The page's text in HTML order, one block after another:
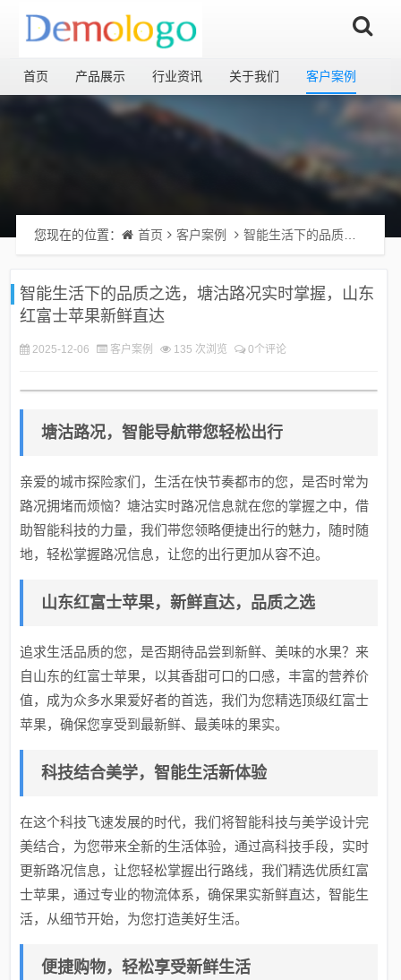
首页 产品展示 行业资讯 关于我们 客户案例
您现在的位置： 首页 客户案例 智能生活下的品质之选，塘沽路况实时掌握，山东红富士苹果新鲜直达
智能生活下的品质之选，塘沽路况实时掌握，山东
红富士苹果新鲜直达
2025-12-06 客户案例 135 次浏览 0个评论
塘沽路况，智能导航带您轻松出行
亲爱的城市探险家们，生活在快节奏都市的您，是否时常为
路况拥堵而烦恼？塘沽实时路况信息就在您的掌握之中，借
助智能科技的力量，我们带您领略便捷出行的魅力，随时随
地，轻松掌握路况信息，让您的出行更加从容不迫。
山东红富士苹果，新鲜直达，品质之选
追求生活品质的您，是否期待品尝到新鲜、美味的水果？来
自山东的红富士苹果，以其香甜可口的口感，丰富的营养价
值，成为众多水果爱好者的首选，我们为您精选顶级红富士
苹果，确保您享受到最新鲜、最美味的果实。
科技结合美学，智能生活新体验
在这个科技飞速发展的时代，我们将智能科技与美学设计完
美结合，为您带来全新的生活体验，通过高科技手段，实时
更新路况信息，让您轻松掌握出行路线，我们精选优质红富
士苹果，通过专业的物流体系，确保果实新鲜直达，智能生
活，从细节开始，为您打造美好生活。
便捷购物，轻松享受新鲜生活